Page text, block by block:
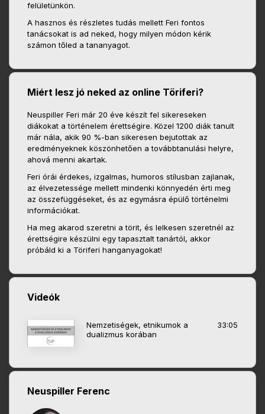
felületünkön.
A hasznos és részletes tudás mellett Feri fontos
tanácsokat is ad neked, hogy milyen módon kérik
számon tőled a tananyagot.
Miért lesz jó neked az online Töriferi?
Neuspiller Feri már 20 éve készít fel sikereseken
diákokat a történelem érettségire. Közel 1200 diák tanult
már nála, akik 90 %-ban sikeresen bejutottak az
eredményeknek köszönhetően a továbbtanulási helyre,
ahová menni akartak.
Feri órái érdekes, izgalmas, humoros stílusban zajlanak,
az élvezetessége mellett mindenki könnyedén érti meg
az összefüggéseket, és az egymásra épülő történelmi
információkat.
Ha meg akarod szeretni a törit, és lelkesen szeretnél az
érettségire készülni egy tapasztalt tanártól, akkor
próbáld ki a Töriferi hanganyagokat!
Videók
Nemzetiségek, etnikumok a
dualizmus korában
33:05
Neuspiller Ferenc